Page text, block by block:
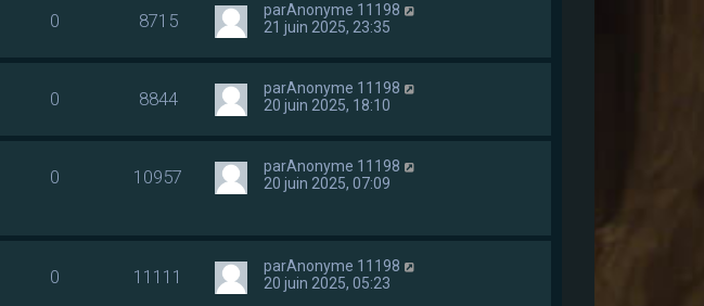
0 8715 parAnonyme 11198
21 juin 2025, 23:35
0 8844 parAnonyme 11198
20 juin 2025, 18:10
0 10957 parAnonyme 11198
20 juin 2025, 07:09
0 11111 parAnonyme 11198
20 juin 2025, 05:23